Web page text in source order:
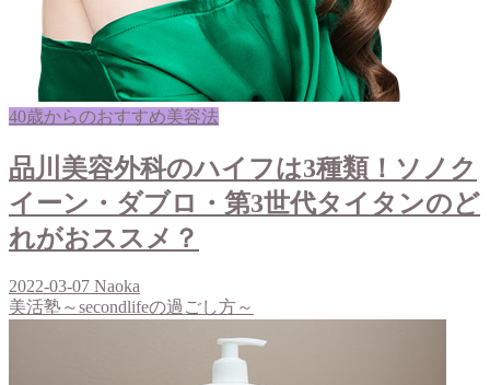
40歳からのおすすめ美容法
品川美容外科のハイフは3種類！ソノク
イーン・ダブロ・第3世代タイタンのど
れがおススメ？
2022-03-07 Naoka
美活塾～secondlifeの過ごし方～